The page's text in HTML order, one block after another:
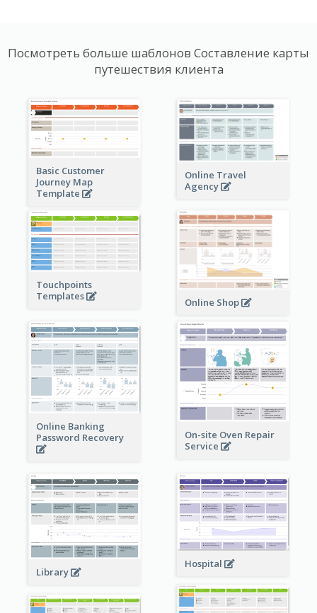
Посмотреть больше шаблонов Составление карты
путешествия клиента
Basic Customer
Journey Map
Template
Online Travel
Agency
Touchpoints
Templates
Online Shop
Online Banking
Password Recovery
On-site Oven Repair
Service
Library
Hospital